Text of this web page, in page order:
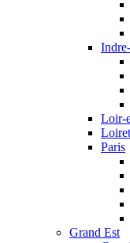
Loir-
Loiret
Paris
Grand Est